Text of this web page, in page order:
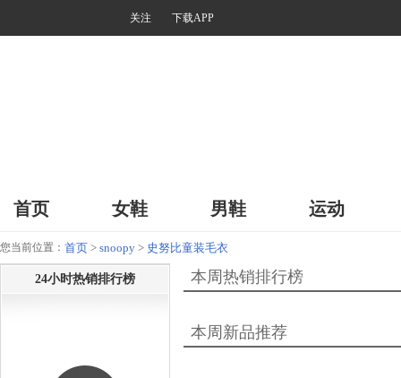
关注 下载APP
首页 女鞋 男鞋 运动
您当前位置： 首页 > snoopy > 史努比童装毛衣
24小时热销排行榜 本周热销排行榜
本周新品推荐